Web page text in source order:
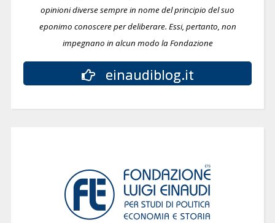
opinioni diverse sempre in nome del principio del suo
eponimo conoscere per deliberare. Essi, pertanto, non
impegnano in alcun modo la Fondazione
einaudiblog.it